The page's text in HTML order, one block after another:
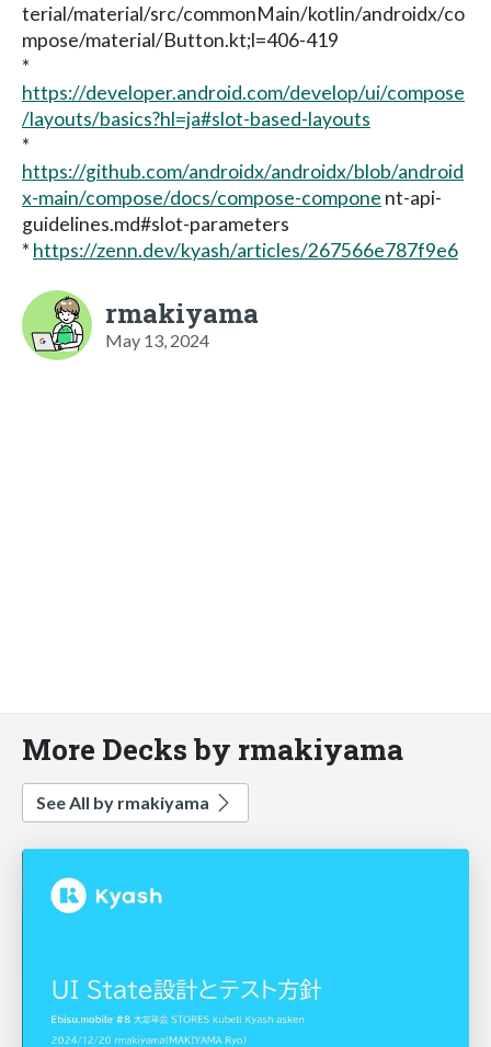
terial/material/src/commonMain/kotlin/androidx/co
mpose/material/Button.kt;l=406-419
*
https://developer.android.com/develop/ui/compose
/layouts/basics?hl=ja#slot-based-layouts
*
https://github.com/androidx/androidx/blob/android
x-main/compose/docs/compose-compone nt-api-
guidelines.md#slot-parameters
* https://zenn.dev/kyash/articles/267566e787f9e6
rmakiyama
May 13, 2024
More Decks by rmakiyama
See All by rmakiyama